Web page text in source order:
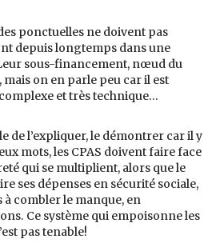
ponctuelles ne doivent pas
depuis longtemps dans une
sous-financement, nœud du
on en parle peu car il est
et très technique…
de l’expliquer, le démontrer car il y
mots, les CPAS doivent faire face
qui se multiplient, alors que le
ses dépenses en sécurité sociale,
combler le manque, en
Ce système qui empoisonne les
pas tenable!